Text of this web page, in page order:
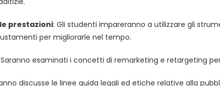
prestazioni: Gli studenti impareranno a utilizzare gli
per migliorarle nel tempo.
Saranno esaminati i concetti di remarketing e retargeting
discusse le linee guida legali ed etiche relative alla